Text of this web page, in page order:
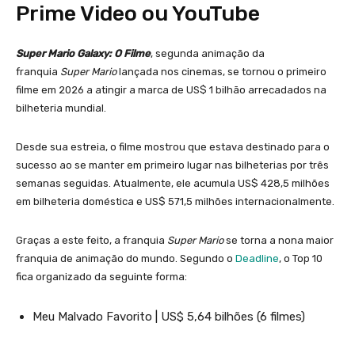
Prime Video ou YouTube
Super Mario Galaxy: O Filme, segunda animação da
franquia Super Mariolançada nos cinemas, se tornou o primeiro
filme em 2026 a atingir a marca de US$ 1 bilhão arrecadados na
bilheteria mundial.
Desde sua estreia, o filme mostrou que estava destinado para o
sucesso ao se manter em primeiro lugar nas bilheterias por três
semanas seguidas. Atualmente, ele acumula US$ 428,5 milhões
em bilheteria doméstica e US$ 571,5 milhões internacionalmente.
Graças a este feito, a franquia Super Mariose torna a nona maior
franquia de animação do mundo. Segundo o Deadline, o Top 10
fica organizado da seguinte forma:
Meu Malvado Favorito | US$ 5,64 bilhões (6 filmes)